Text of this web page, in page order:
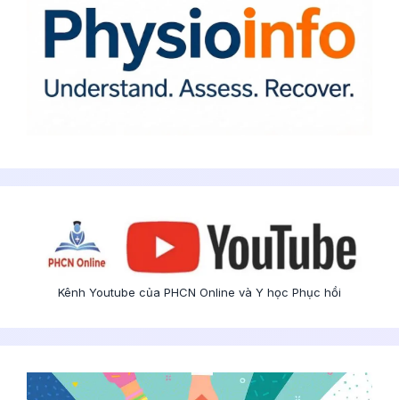
Kênh Youtube của PHCN Online và Y học Phục hồi